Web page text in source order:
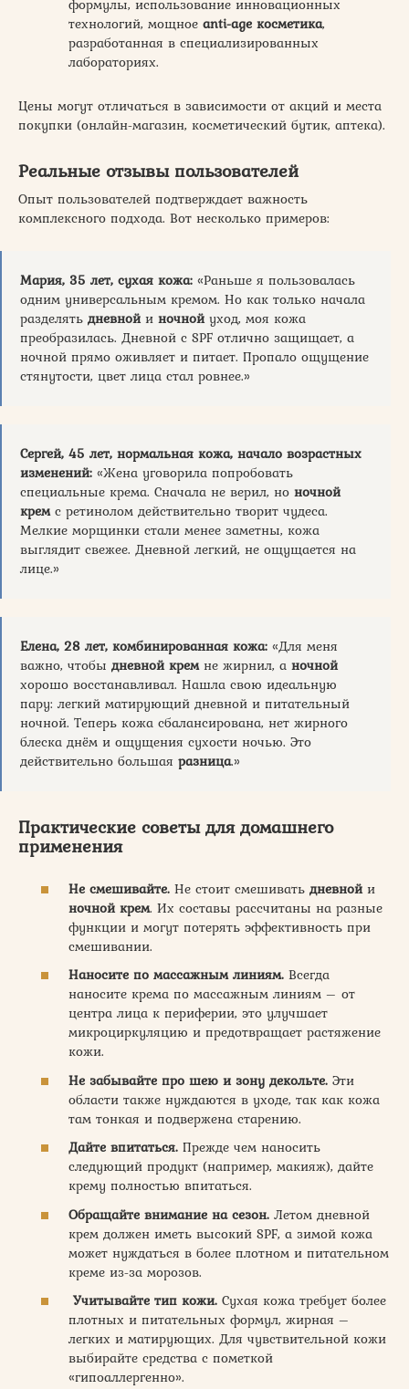
формулы, использование инновационных
технологий, мощное anti-age косметика,
разработанная в специализированных
лабораториях.
Цены могут отличаться в зависимости от акций и места
покупки (онлайн-магазин, косметический бутик, аптека).
Реальные отзывы пользователей
Опыт пользователей подтверждает важность
комплексного подхода. Вот несколько примеров:
Мария, 35 лет, сухая кожа: «Раньше я пользовалась
одним универсальным кремом. Но как только начала
разделять дневнойи ночнойуход, моя кожа
преобразилась. Дневной с SPF отлично защищает, а
ночной прямо оживляет и питает. Пропало ощущение
стянутости, цвет лица стал ровнее.»
Сергей, 45 лет, нормальная кожа, начало возрастных
изменений: «Жена уговорила попробовать
специальные крема. Сначала не верил, но ночной
кремс ретинолом действительно творит чудеса.
Мелкие морщинки стали менее заметны, кожа
выглядит свежее. Дневной легкий, не ощущается на
лице.»
Елена, 28 лет, комбинированная кожа: «Для меня
важно, чтобы дневной кремне жирнил, а ночной
хорошо восстанавливал. Нашла свою идеальную
пару: легкий матирующий дневной и питательный
ночной. Теперь кожа сбалансирована, нет жирного
блеска днём и ощущения сухости ночью. Это
действительно большая разница.»
Практические советы для домашнего
применения
Не смешивайте. Не стоит смешивать дневнойи
ночной крем. Их составы рассчитаны на разные
функции и могут потерять эффективность при
смешивании.
Наносите по массажным линиям. Всегда
наносите крема по массажным линиям – от
центра лица к периферии, это улучшает
микроциркуляцию и предотвращает растяжение
кожи.
Не забывайте про шею и зону декольте. Эти
области также нуждаются в уходе, так как кожа
там тонкая и подвержена старению.
Дайте впитаться. Прежде чем наносить
следующий продукт (например, макияж), дайте
крему полностью впитаться.
Обращайте внимание на сезон. Летом дневной
крем должен иметь высокий SPF, а зимой кожа
может нуждаться в более плотном и питательном
креме из-за морозов.
Учитывайте тип кожи. Сухая кожа требует более
плотных и питательных формул, жирная –
легких и матирующих. Для чувствительной кожи
выбирайте средства с пометкой
«гипоаллергенно».